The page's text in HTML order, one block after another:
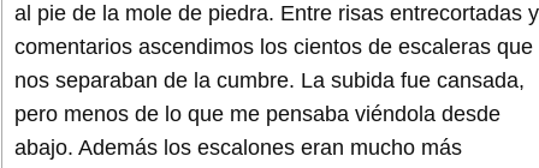
al pie de la mole de piedra. Entre risas entrecortadas y
comentarios ascendimos los cientos de escaleras que
nos separaban de la cumbre. La subida fue cansada,
pero menos de lo que me pensaba viéndola desde
abajo. Además los escalones eran mucho más